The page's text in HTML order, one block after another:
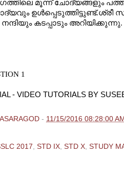
മൂന്ന് ചോദ്യങ്ങളും
ഉള്‍പ്പെടുത്തിട്ടുണ്ട്.ശ്രീ
കടപ്പാടും അറിയിക്കുന്നു.
1
- VIDEO TUTORIALS BY
- 11/15/2016 08:28:00 AM
2017 STD IX STD X STUDY